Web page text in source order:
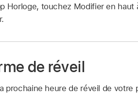
Horloge, touchez Modifier en
de réveil
prochaine heure de réveil de